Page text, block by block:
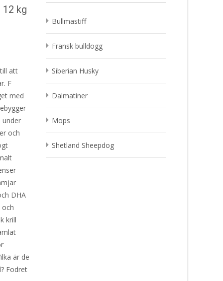
kg
att
F
med
under
och
DHA
krill
är de
Fodret
Bullmastiff
Fransk bulldogg
Siberian Husky
Dalmatiner
Mops
Shetland Sheepdog